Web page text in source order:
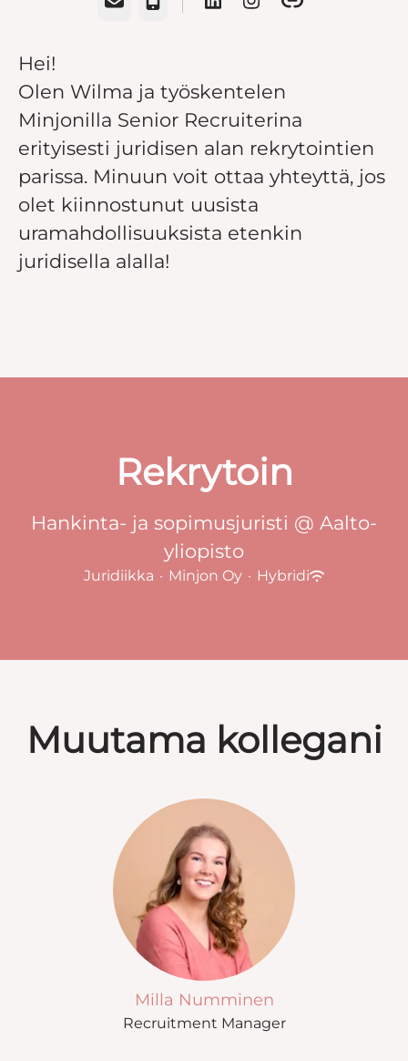
Hei!
Olen Wilma ja työskentelen
Minjonilla Senior Recruiterina
erityisesti juridisen alan rekrytointien
parissa. Minuun voit ottaa yhteyttä, jos
olet kiinnostunut uusista
uramahdollisuuksista etenkin
juridisella alalla!
Rekrytoin
Hankinta- ja sopimusjuristi @ Aalto-
yliopisto
Juridiikka · Minjon Oy · Hybridi
Muutama kollegani
Milla Numminen
Recruitment Manager